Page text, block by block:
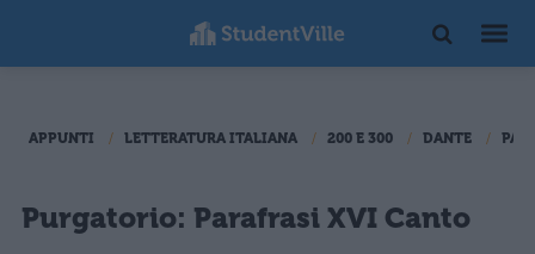
APPUNTI LETTERATURA ITALIANA 200 E 300 DANTE
Purgatorio: Parafrasi XVI Canto